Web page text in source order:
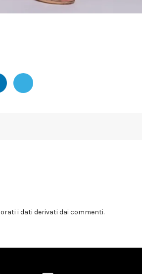
i dati derivati dai commenti.